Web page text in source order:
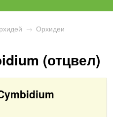
→ Орхидеи
(отцвел)